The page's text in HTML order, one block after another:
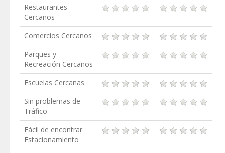
Restaurantes
Cercanos
Comercios Cercanos
Parques y
Recreación Cercanos
Escuelas Cercanas
Sin problemas de
Tráfico
Fácil de encontrar
Estacionamiento